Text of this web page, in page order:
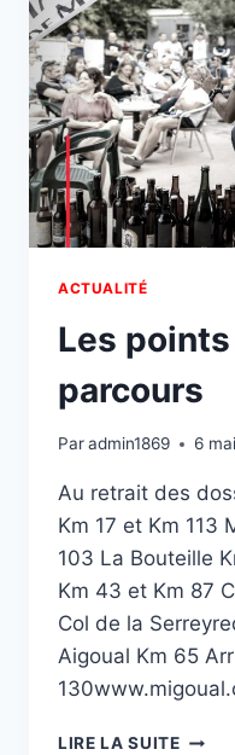
ACTUALITÉ
Les points
parcours
Paradmin1869 6
Au retrait des
Km 17 et Km 113
103 La Bouteille
Km 43 et Km 87
Col de la
Aigoual Km 65
LIRE LA SUITELES